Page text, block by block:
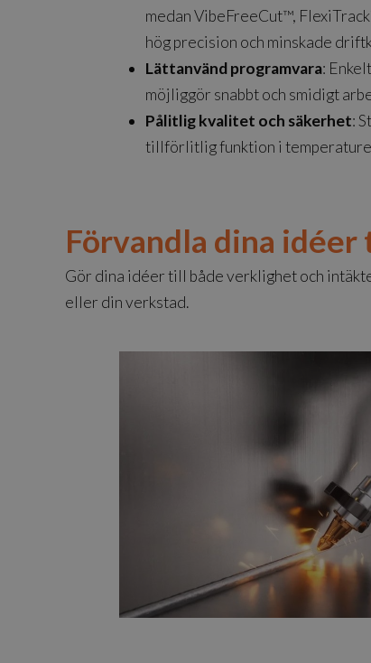
medan VibeFreeCut™,
hög precision och minskade
Lättanvänd programvara:
möjliggör snabbt och smidigt
Pålitlig kvalitet och säkerhet:
tillförlitlig funktion i
Förvandla dina
Gör dina idéer till både verklighet och
eller din verkstad.